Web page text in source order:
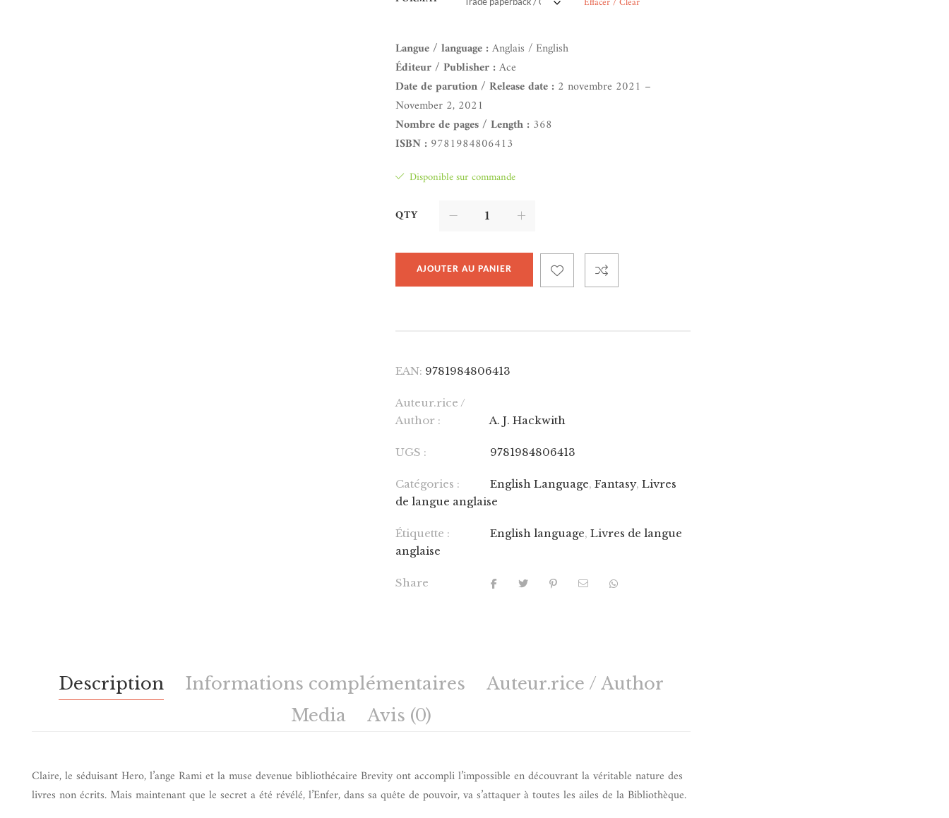
Langue / language :Anglais / English
Éditeur / Publisher :Ace
Date de parution / Release date : 2 novembre 2021 –
November 2, 2021
Nombre de pages / Length : 368
ISBN : 9781984806413
Disponible sur commande
QTY
AJOUTER AU PANIER
EAN: 9781984806413
Auteur.rice /
Author :
A. J. Hackwith
UGS : 9781984806413
Catégories : English Language,Fantasy,Livres
de langue anglaise
Étiquette : English language,Livres de langue
anglaise
Share
Description Informations complémentaires
Auteur.rice / Author
Media
Avis (0)
Claire, le séduisant Hero, l’ange Rami et la muse devenue bibliothécaire Brevity ont accompli l’impossible en découvrant la véritable nature des
livres non écrits. Mais maintenant que le secret a été révélé, l’Enfer, dans sa quête de pouvoir, va s’attaquer à toutes les ailes de la Bibliothèque.